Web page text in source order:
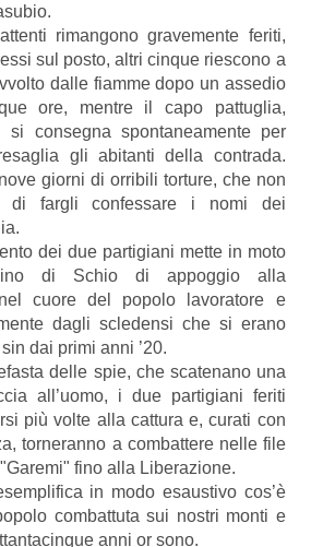
rimangono gravemente feriti,
sul posto, altri cinque riescono a
dalle fiamme dopo un assedio
ore, mentre il capo pattuglia,
si consegna spontaneamente per
gli abitanti della contrada.
giorni di orribili torture, che non
di fargli confessare i nomi dei
dei due partigiani mette in moto
di Schio di appoggio alla
cuore del popolo lavoratore e
dagli scledensi che si erano
dai primi anni ’20.
delle spie, che scatenano una
all’uomo, i due partigiani feriti
più volte alla cattura e, curati con
torneranno a combattere nelle file
fino alla Liberazione.
in modo esaustivo cos’è
combattuta sui nostri monti e
anni or sono.